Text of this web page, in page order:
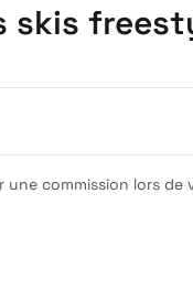
skis
commission lors de